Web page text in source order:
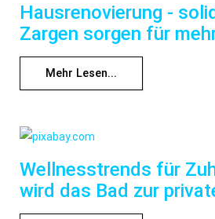
Hausrenovierung -
Zargen sorgen für
Mehr Lesen...
Wellnesstrends für
wird das Bad zur